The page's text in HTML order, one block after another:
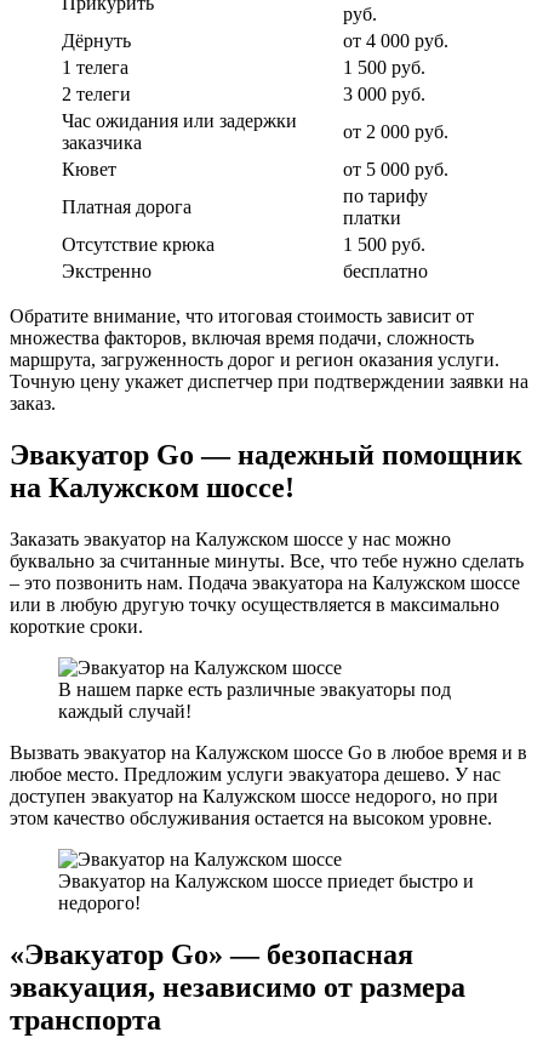
руб.
Дёрнуть
от 4 000 руб.
1 телега
1 500 руб.
2 телеги
3 000 руб.
Час ожидания или задержки
заказчика
от 2 000 руб.
Кювет
от 5 000 руб.
Платная дорога
по тарифу
платки
Отсутствие крюка
1 500 руб.
Экстренно
бесплатно
Обратите внимание, что итоговая стоимость зависит от
множества факторов, включая время подачи, сложность
маршрута, загруженность дорог и регион оказания услуги.
Точную цену укажет диспетчер при подтверждении заявки на
заказ.
Эвакуатор Go — надежный помощник
на Калужском шоссе!
Заказать эвакуатор на Калужском шоссе у нас можно
буквально за считанные минуты. Все, что тебе нужно сделать
– это позвонить нам. Подача эвакуатора на Калужском шоссе
или в любую другую точку осуществляется в максимально
короткие сроки.
В нашем парке есть различные эвакуаторы под
каждый случай!
Вызвать эвакуатор на Калужском шоссе Go в любое время и в
любое место. Предложим услуги эвакуатора дешево. У нас
доступен эвакуатор на Калужском шоссе недорого, но при
этом качество обслуживания остается на высоком уровне.
Эвакуатор на Калужском шоссе приедет быстро и
недорого!
«Эвакуатор Go» — безопасная
эвакуация, независимо от размера
транспорта